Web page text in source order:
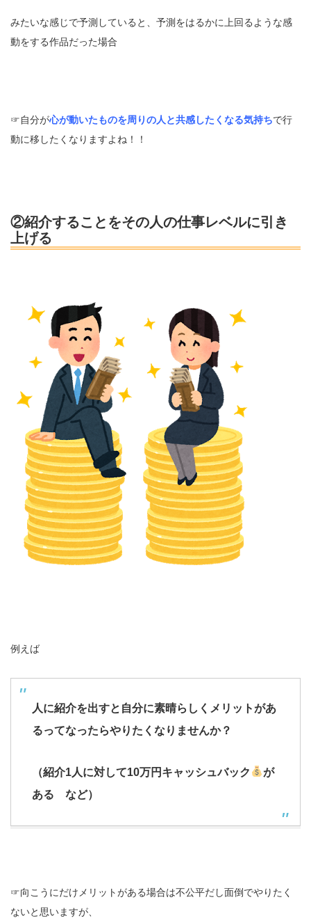
みたいな感じで予測していると、予測をはるかに上回るような感
動をする作品だった場合
☞自分が心が動いたものを周りの人と共感したくなる気持ちで行
動に移したくなりますよね！！
②紹介することをその人の仕事レベルに引き
上げる
例えば
人に紹介を出すと自分に素晴らしくメリットがあ
るってなったらやりたくなりませんか？
（紹介1人に対して10万円キャッシュバック
が
ある など）
☞向こうにだけメリットがある場合は不公平だし面倒でやりたく
ないと思いますが、